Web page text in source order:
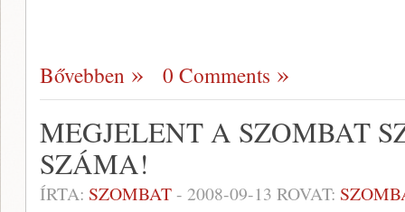
Bővebben 0 Comments
MEGJELENT A SZOMBAT
SZÁMA!
ÍRTA: SZOMBAT- 2008-09-13 ROVAT: